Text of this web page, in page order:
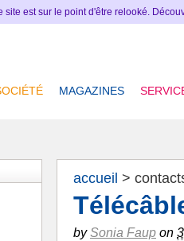
site est sur le point d'être relooké.
MAGAZINES
accueil >
by Sonia Faup on